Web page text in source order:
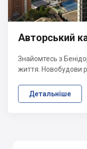
Авторський
Знайомтесь з
життя. Новобудови
Детальніше